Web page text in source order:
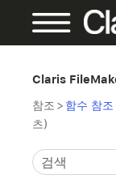
Claris
참조 > 함수 참조
츠)